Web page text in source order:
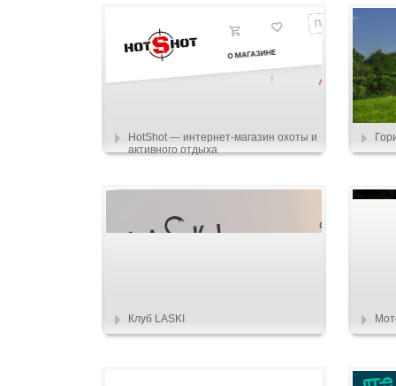
HotShot — интернет-магазин охоты и
активного отдыха
Клуб LASKI